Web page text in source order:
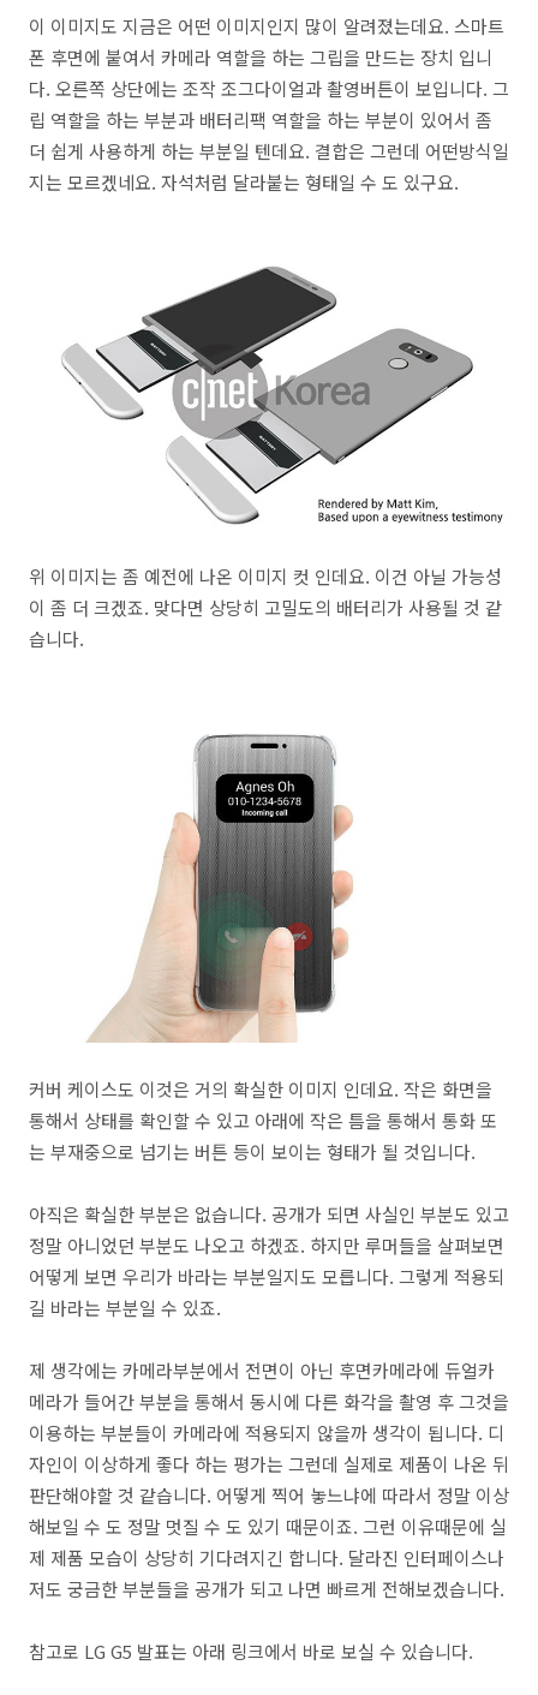
이 이미지도 지금은 어떤 이미지인지 많이 알려졌는데요. 스마트
폰 후면에 붙여서 카메라 역할을 하는 그립을 만드는 장치 입니
다. 오른쪽 상단에는 조작 조그다이얼과 촬영버튼이 보입니다. 그
립 역할을 하는 부분과 배터리팩 역할을 하는 부분이 있어서 좀
더 쉽게 사용하게 하는 부분일 텐데요. 결합은 그런데 어떤방식일
지는 모르겠네요. 자석처럼 달라붙는 형태일 수 도 있구요.
위 이미지는 좀 예전에 나온 이미지 컷 인데요. 이건 아닐 가능성
이 좀 더 크겠죠. 맞다면 상당히 고밀도의 배터리가 사용될 것 같
습니다.
커버 케이스도 이것은 거의 확실한 이미지 인데요. 작은 화면을
통해서 상태를 확인할 수 있고 아래에 작은 틈을 통해서 통화 또
는 부재중으로 넘기는 버튼 등이 보이는 형태가 될 것입니다.
아직은 확실한 부분은 없습니다. 공개가 되면 사실인 부분도 있고
정말 아니었던 부분도 나오고 하겠죠. 하지만 루머들을 살펴보면
어떻게 보면 우리가 바라는 부분일지도 모릅니다. 그렇게 적용되
길 바라는 부분일 수 있죠.
제 생각에는 카메라부분에서 전면이 아닌 후면카메라에 듀얼카
메라가 들어간 부분을 통해서 동시에 다른 화각을 촬영 후 그것을
이용하는 부분들이 카메라에 적용되지 않을까 생각이 됩니다. 디
자인이 이상하게 좋다 하는 평가는 그런데 실제로 제품이 나온 뒤
판단해야할 것 같습니다. 어떻게 찍어 놓느냐에 따라서 정말 이상
해보일 수 도 정말 멋질 수 도 있기 때문이죠. 그런 이유때문에 실
제 제품 모습이 상당히 기다려지긴 합니다. 달라진 인터페이스나
저도 궁금한 부분들을 공개가 되고 나면 빠르게 전해보겠습니다.
참고로 LG G5 발표는 아래 링크에서 바로 보실 수 있습니다.